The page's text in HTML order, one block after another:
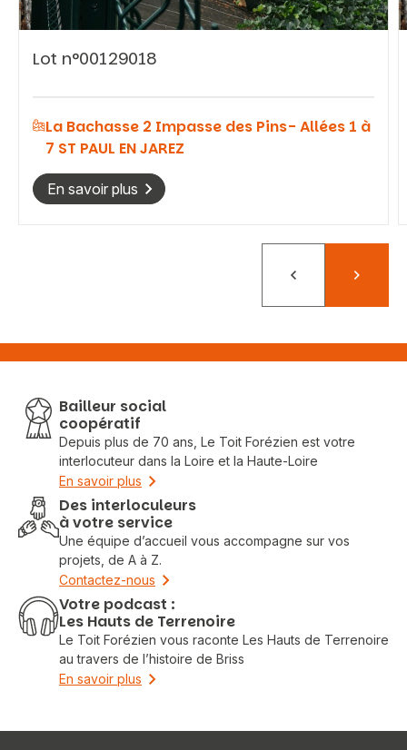
Lot n°00129018
La Bachasse 2 Impasse des Pins- Allées 1 à
7 ST PAUL EN JAREZ
En savoir plus
PrécédentSuivant
Bailleur social
coopératif
Depuis plus de 70 ans, Le Toit Forézien est votre
interlocuteur dans la Loire et la Haute-Loire
En savoir plus
Des interloculeurs
à votre service
Une équipe d’accueil vous accompagne sur vos
projets, de A à Z.
Contactez-nous
Votre podcast :
Les Hauts de Terrenoire
Le Toit Forézien vous raconte Les Hauts de Terrenoire
au travers de l’histoire de Briss
En savoir plus